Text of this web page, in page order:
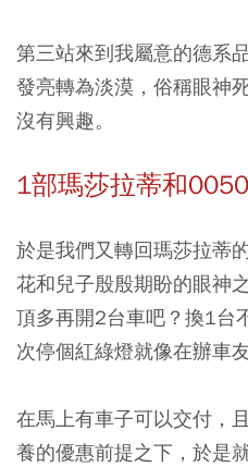
第三站來到我屬意的德系
發亮轉為淡漠，俗稱眼神
沒有興趣。
1部瑪莎拉蒂和
於是我們又轉回瑪莎拉蒂
花和兒子殷殷期盼的眼神
頂多再開2台車吧？換1台
次停個紅綠燈就像在辦車友
在馬上有車子可以交付，
養的優惠前提之下，於是